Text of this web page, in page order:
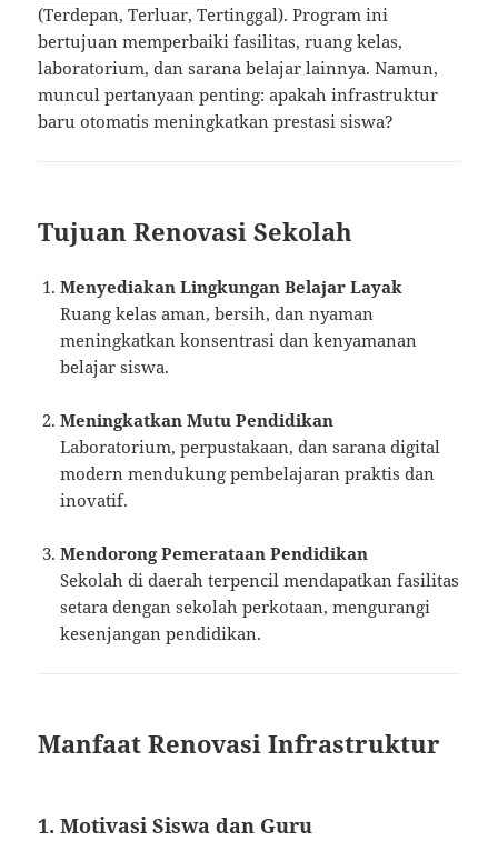
(Terdepan, Terluar, Tertinggal). Program ini
bertujuan memperbaiki fasilitas, ruang kelas,
laboratorium, dan sarana belajar lainnya. Namun,
muncul pertanyaan penting: apakah infrastruktur
baru otomatis meningkatkan prestasi siswa?
Tujuan Renovasi Sekolah
Menyediakan Lingkungan Belajar Layak
Ruang kelas aman, bersih, dan nyaman
meningkatkan konsentrasi dan kenyamanan
belajar siswa.
Meningkatkan Mutu Pendidikan
Laboratorium, perpustakaan, dan sarana digital
modern mendukung pembelajaran praktis dan
inovatif.
Mendorong Pemerataan Pendidikan
Sekolah di daerah terpencil mendapatkan fasilitas
setara dengan sekolah perkotaan, mengurangi
kesenjangan pendidikan.
Manfaat Renovasi Infrastruktur
1. Motivasi Siswa dan Guru